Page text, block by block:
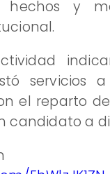
hechos y
servicios a
el reparto
candidato a